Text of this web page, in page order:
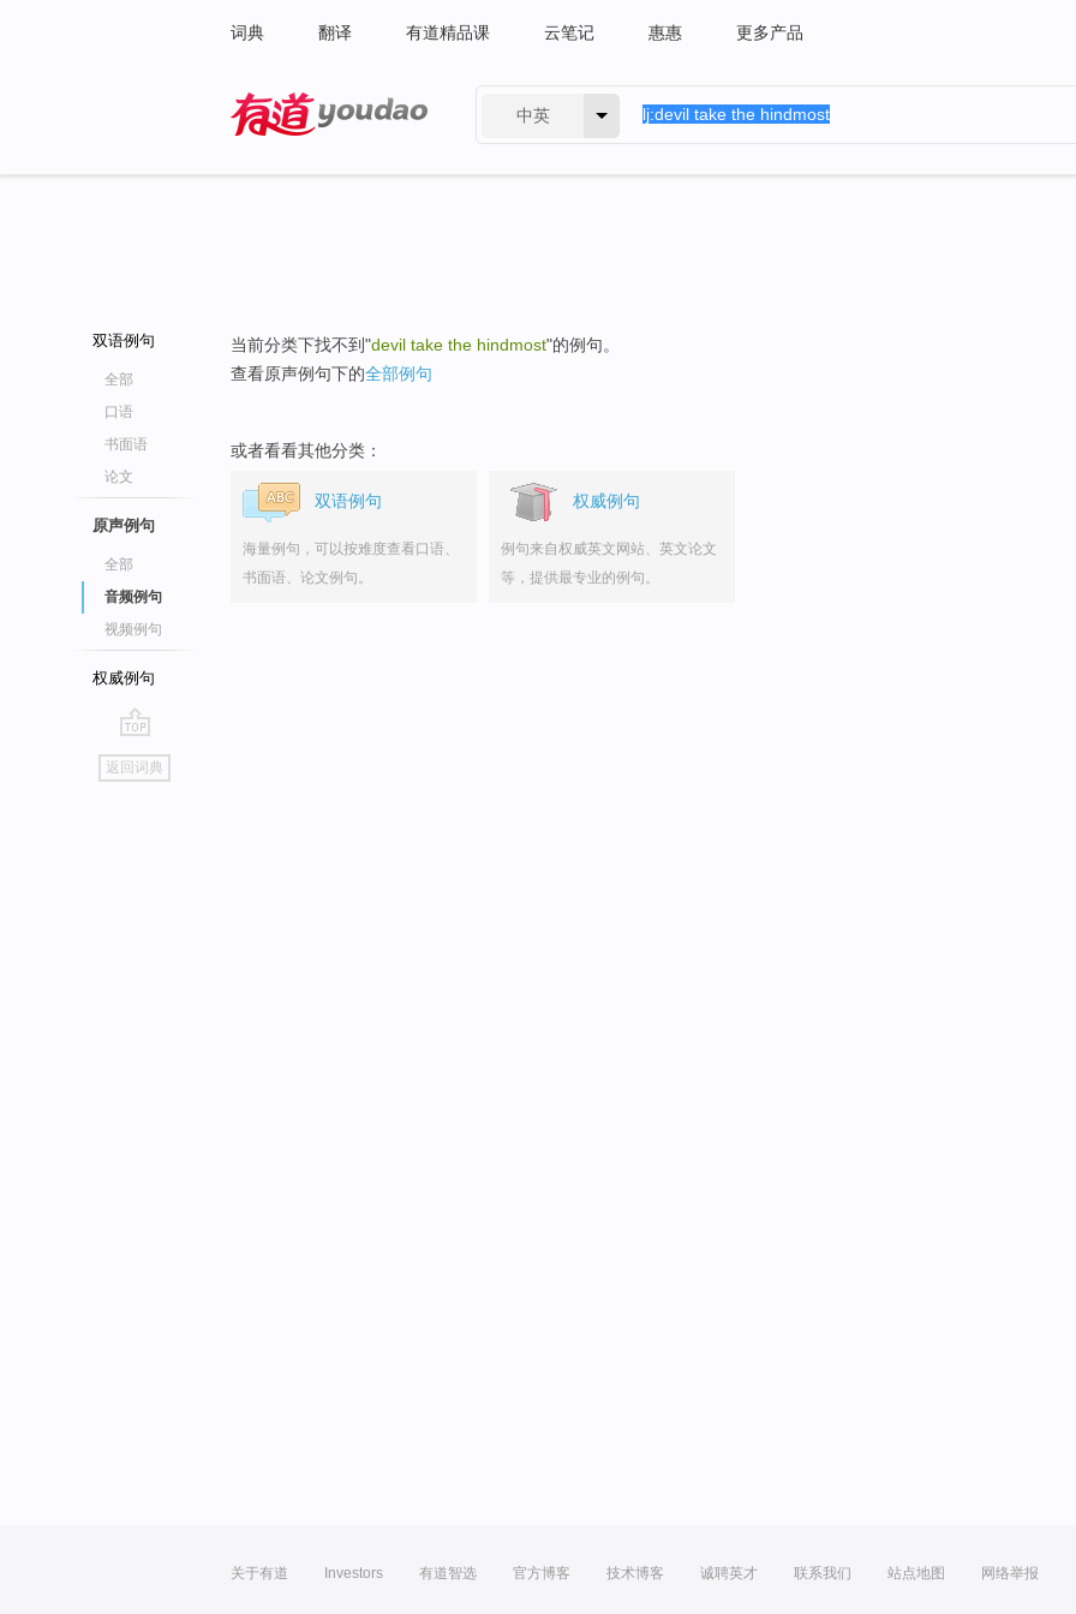
词典 翻译 有道精品课 云笔记 惠惠 更多产品
中英
双语例句
全部
口语
书面语
论文
原声例句
全部
音频例句
视频例句
权威例句
go
top
返回词典
当前分类下找不到"devil take the hindmost"的例句。
查看原声例句下的全部例句
或者看看其他分类：
双语例句
海量例句，可以按难度查看口语、
书面语、论文例句。
权威例句
例句来自权威英文网站、英文论文
等，提供最专业的例句。
关于有道 Investors 有道智选 官方博客 技术博客 诚聘英才 联系我们 站点地图 网络举报